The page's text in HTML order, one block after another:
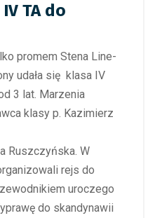
TA do
promem Stena Line-
udała się klasa IV
3 lat. Marzenia
klasy p. Kazimierz
Ruszczyńska. W
rejs do
uroczego
do skandynawii